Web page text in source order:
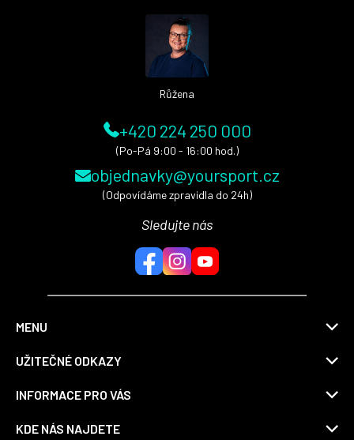
Růžena
+420 224 250 000
(Po-Pá 9:00 - 16:00 hod.)
objednavky@yoursport.cz
(Odpovídáme zpravidla do 24h)
Sledujte nás
MENU
UŽITEČNÉ ODKAZY
INFORMACE PRO VÁS
KDE NÁS NAJDETE